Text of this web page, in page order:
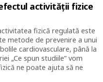
efectul activității fizice
fizică regulată este
metode de prevenire a unui
cardiovasculare, până la
„Ce spun studiile” vom
ne poate ajuta să ne